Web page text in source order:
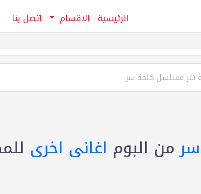
الرئيسية الاقسام اتصل بنا
تتر مسلسل كلمة سر
من البوم اغانى اخرى